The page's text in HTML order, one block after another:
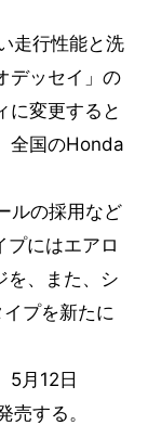
走行性能と洗
デッセイ」の
に変更すると
全国のHonda
ルの採用など
プにはエアロ
を、また、シ
プを新たに
5月12日
売する。